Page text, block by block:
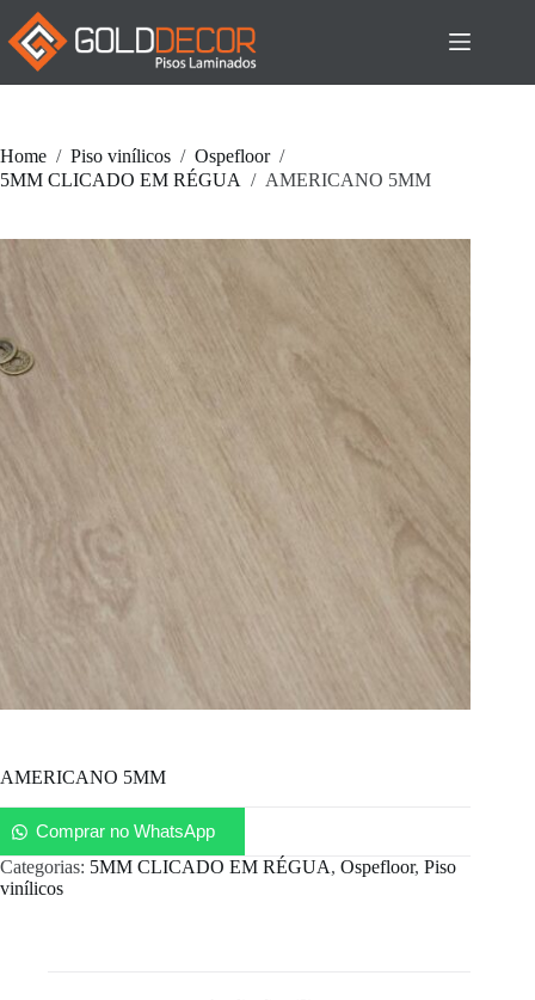
Pular
para
conteúdo
Home / Piso vinílicos / Ospefloor /
5MM CLICADO EM RÉGUA / AMERICANO 5MM
AMERICANO 5MM
Comprar no WhatsApp
Categorias: 5MM CLICADO EM RÉGUA, Ospefloor, Piso
vinílicos